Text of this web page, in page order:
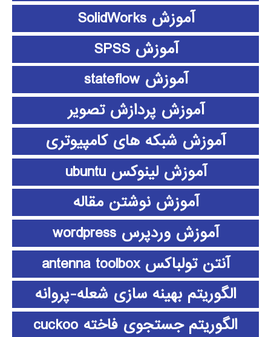
آموزش SolidWorks
آموزش SPSS
آموزش stateflow
آموزش پردازش تصویر
آموزش شبکه های کامپیوتری
آموزش لینوکس ubuntu
آموزش نوشتن مقاله
آموزش وردپرس wordpress
آنتن تولباکس antenna toolbox
الگوریتم بهینه سازی شعله-پروانه
الگوریتم جستجوی فاخته cuckoo